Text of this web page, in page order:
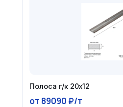
Полоса г/к 20х12
от 89090 ₽/т